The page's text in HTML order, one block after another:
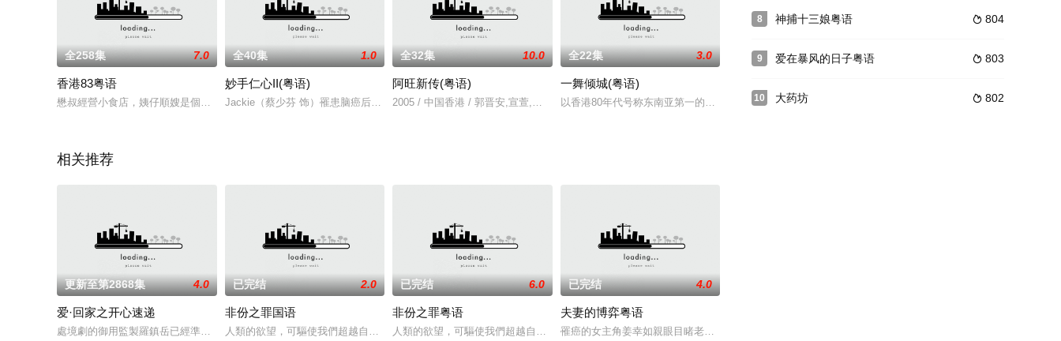
全258集 7.0
香港83粤语
懋叔經營小食店，姨仔順嫂是個典型中國婦女，陳積、斌仔兄弟，風水先生覺悟因和他的秘書蘇小姐都喜歡在懋
全40集 1.0
妙手仁心II(粤语)
Jackie（蔡少芬 饰）罹患脑癌后一直昏迷，程至美（吴启华 饰）一直守候照顾。至美的用情专一深深
全32集 10.0
阿旺新传(粤语)
2005 / 中国香港 / 郭晋安,宣萱,黄宗泽,杨婉仪,元华,
全22集 3.0
一舞倾城(粤语)
以香港80年代号称东南亚第一的销金窝“万国城”夜总会为故事舞台，呈现金光闪耀、躁动热烈的香港霓虹时
相关推荐
更新至第2868集 4.0
爱·回家之开心速递
處境劇的御用監製羅鎮岳已經準備開拍新一套處境劇，暫定叫《愛．回家之開心速遞》，「過往的處境劇都是以
已完结 2.0
非份之罪国语
人類的欲望，可驅使我們超越自我，然而，當欲望失控，過份貪圖金錢與權勢、追求不屬於自己的愛，非份之想
已完结 6.0
非份之罪粤语
人類的欲望，可驅使我們超越自我，然而，當欲望失控，過份貪圖金錢與權勢、追求不屬於自己的愛，非份之想
已完结 4.0
夫妻的博弈粤语
罹癌的女主角姜幸如親眼目睹老公和她唯一的閨蜜的姦情，慘遭兩人狠下毒手。坎坷的她竟然「死而復生」，
8  804
神捕十三娘粤语
9  803
爱在暴风的日子粤语
10  802
大药坊